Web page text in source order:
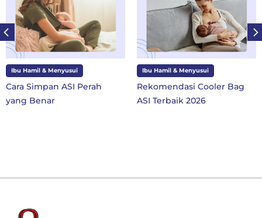
Ibu Hamil & Menyusui
Rekomendasi Cooler Bag
ASI Terbaik 2026
Ibu dan Anak
10 Perlengkapan Sekolah
SD Kelas 1 di Tahun Ajaran